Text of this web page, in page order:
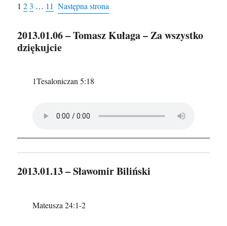
1 2 3 … 11 Następna strona
2013.01.06 – Tomasz Kułaga – Za wszystko
dziękujcie
1Tesaloniczan 5:18
2013.01.13 – Sławomir Biliński
Mateusza 24:1-2